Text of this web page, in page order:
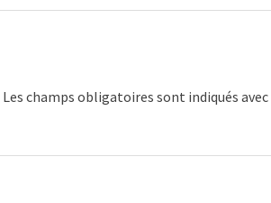
Les champs obligatoires sont indiqués avec